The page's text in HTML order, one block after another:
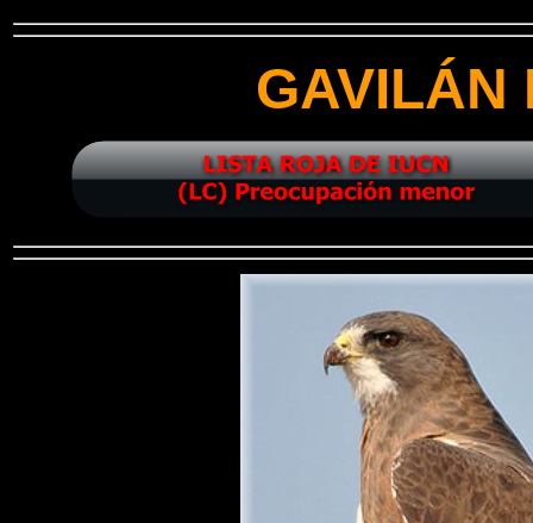
GAVILÁN